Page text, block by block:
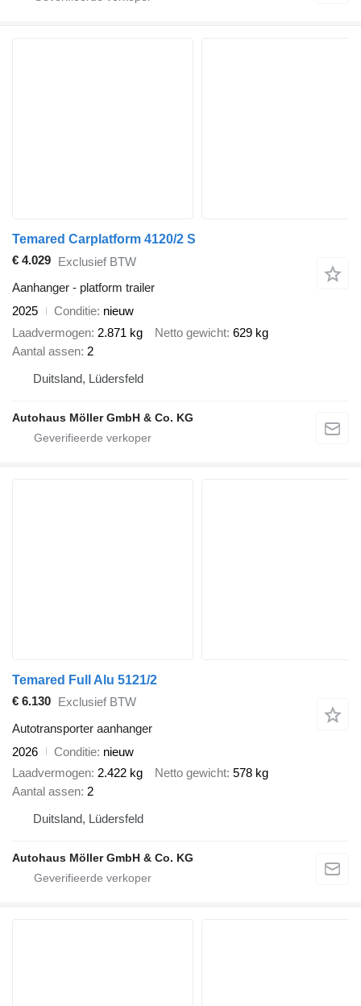
Temared Carplatform 4120/2 S
€ 4.029 Exclusief BTW
Aanhanger - platform trailer
2025
Conditie nieuw
Laadvermogen 2.871 kg Netto gewicht 629 kg
Aantal assen 2
Duitsland, Lüdersfeld
Autohaus Möller GmbH & Co. KG
Temared Full Alu 5121/2
€ 6.130 Exclusief BTW
Autotransporter aanhanger
2026
Conditie nieuw
Laadvermogen 2.422 kg Netto gewicht 578 kg
Aantal assen 2
Duitsland, Lüdersfeld
Autohaus Möller GmbH & Co. KG